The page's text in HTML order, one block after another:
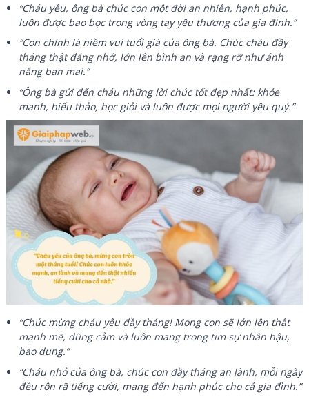
“Cháu yêu, ông bà chúc con một đời an nhiên, hạnh phúc,
luôn được bao bọc trong vòng tay yêu thương của gia đình.”
“Con chính là niềm vui tuổi già của ông bà. Chúc cháu đầy
tháng thật đáng nhớ, lớn lên bình an và rạng rỡ như ánh
nắng ban mai.”
“Ông bà gửi đến cháu những lời chúc tốt đẹp nhất: khỏe
mạnh, hiếu thảo, học giỏi và luôn được mọi người yêu quý.”
“Chúc mừng cháu yêu đầy tháng! Mong con sẽ lớn lên thật
mạnh mẽ, dũng cảm và luôn mang trong tim sự nhân hậu,
bao dung.”
“Cháu nhỏ của ông bà, chúc con đầy tháng an lành, mỗi ngày
đều rộn rã tiếng cười, mang đến hạnh phúc cho cả gia đình.”